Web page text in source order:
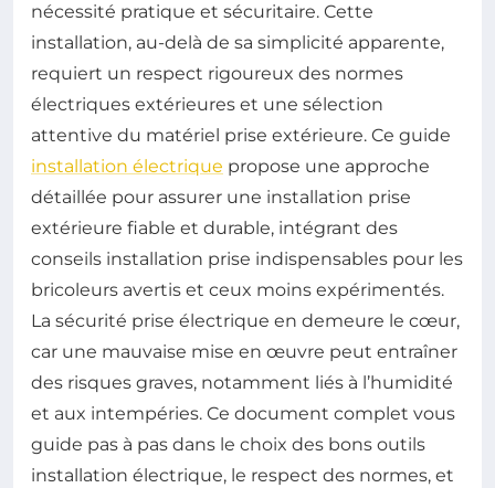
nécessité pratique et sécuritaire. Cette
installation, au-delà de sa simplicité apparente,
requiert un respect rigoureux des normes
électriques extérieures et une sélection
attentive du matériel prise extérieure. Ce guide
installation électrique propose une approche
détaillée pour assurer une installation prise
extérieure fiable et durable, intégrant des
conseils installation prise indispensables pour les
bricoleurs avertis et ceux moins expérimentés.
La sécurité prise électrique en demeure le cœur,
car une mauvaise mise en œuvre peut entraîner
des risques graves, notamment liés à l’humidité
et aux intempéries. Ce document complet vous
guide pas à pas dans le choix des bons outils
installation électrique, le respect des normes, et